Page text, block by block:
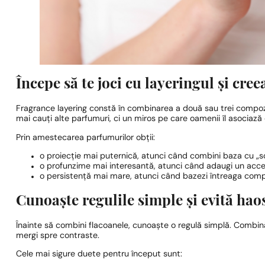
Începe să te joci cu layeringul și
Fragrance layering constă în combinarea a două sau trei
mai cauți alte parfumuri, ci un miros pe care oamenii îl
Prin amestecarea parfumurilor obții:
o proiecție mai puternică, atunci când combini baza cu
o profunzime mai interesantă, atunci când adaugi un
o persistență mai mare, atunci când bazezi întreaga
Cunoaște regulile simple și evită
Înainte să combini flacoanele, cunoaște o regulă simplă.
mergi spre contraste.
Cele mai sigure duete pentru început sunt: